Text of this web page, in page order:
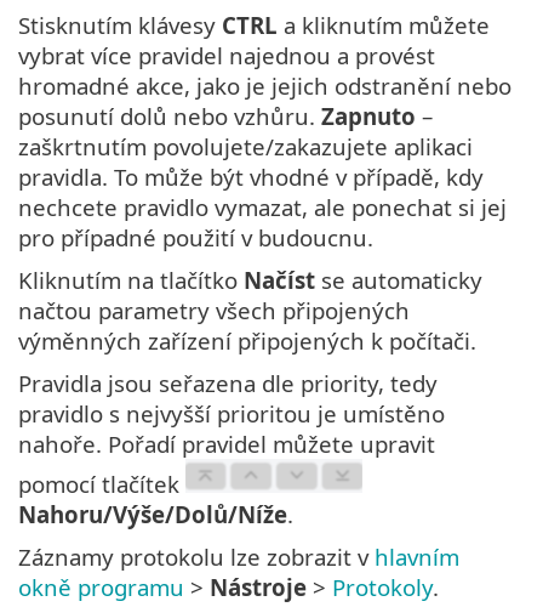
Stisknutím klávesy CTRL a kliknutím můžete
vybrat více pravidel najednou a provést
hromadné akce, jako je jejich odstranění nebo
posunutí dolů nebo vzhůru. Zapnuto –
zaškrtnutím povolujete/zakazujete aplikaci
pravidla. To může být vhodné v případě, kdy
nechcete pravidlo vymazat, ale ponechat si jej
pro případné použití v budoucnu.
Kliknutím na tlačítko Načíst se automaticky
načtou parametry všech připojených
výměnných zařízení připojených k počítači.
Pravidla jsou seřazena dle priority, tedy
pravidlo s nejvyšší prioritou je umístěno
nahoře. Pořadí pravidel můžete upravit
pomocí tlačítek
Nahoru/Výše/Dolů/Níže.
Záznamy protokolu lze zobrazit v hlavním
okně programu > Nástroje > Protokoly.